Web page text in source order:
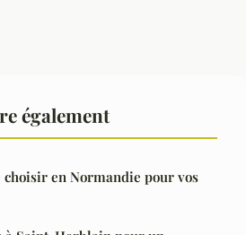
également
en Normandie pour vos